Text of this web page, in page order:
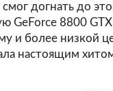
смог догнать до
GeForce 8800
и более низкой
настоящим